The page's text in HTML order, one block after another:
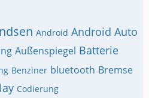
Android Android Auto
Außenspiegel Batterie
Benziner bluetooth Bremse
Codierung